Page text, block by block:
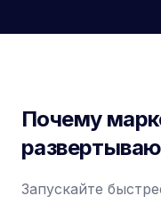
Почему
Запускайте